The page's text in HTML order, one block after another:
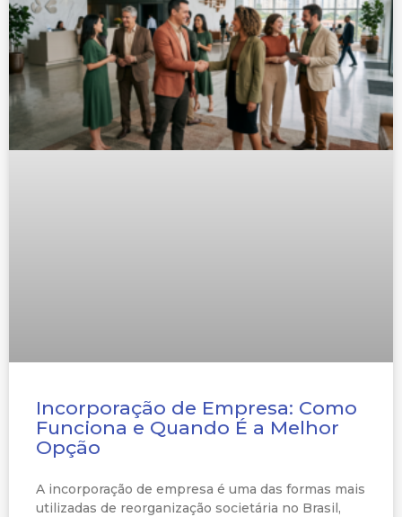
Incorporação de Empresa: Como
Funciona e Quando É a Melhor
Opção
A incorporação de empresa é uma das formas mais
utilizadas de reorganização societária no Brasil,